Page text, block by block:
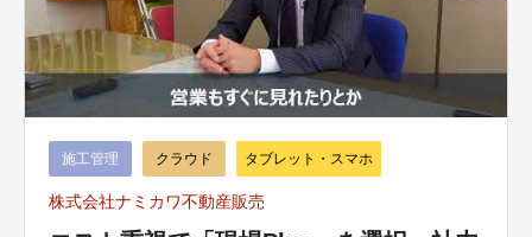
施工管理 クラウド タブレット・スマホ
株式会社ナミカワ不動産販売